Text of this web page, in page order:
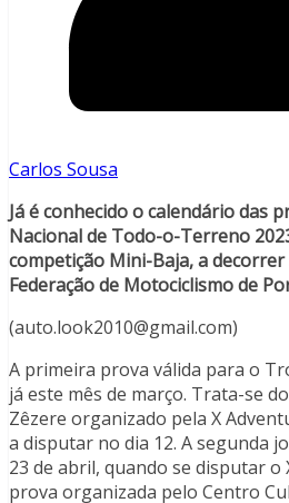
Carlos Sousa
Já é conhecido o calendário das
Nacional de Todo-o-Terreno
competição Mini-Baja, a decorrer
Federação de Motociclismo de
(auto.look2010@gmail.com)
A primeira prova válida para o
já este mês de março. Trata-se
Zêzere organizado pela X
a disputar no dia 12. A segunda
23 de abril, quando se disputar o
prova organizada pelo Centro